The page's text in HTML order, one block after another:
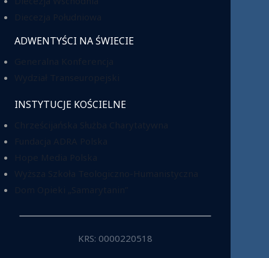
ADWENTYŚCI NA ŚWIECIE
INSTYTUCJE KOŚCIELNE
KRS: 0000220518